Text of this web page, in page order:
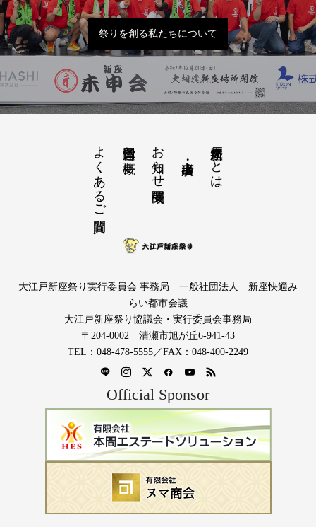
祭りを創る私たちについて
大江戸新座祭りとは
お知らせ開催概要
運営団体と概要
よくあるご質問
大江戸新座祭り実行委員会 事務局 一般社団法人 新座快適み
らい都市会議
大江戸新座祭り協議会・実行委員会事務局
〒204-0002 清瀬市旭が丘6-941-43
TEL：048-478-5555／FAX：048-400-2249
Official Sponsor